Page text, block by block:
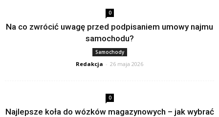
0
Na co zwrócić uwagę przed podpisaniem umowy najmu
samochodu?
Samochody
Redakcja - 26 maja 2026
0
Najlepsze koła do wózków magazynowych – jak wybrać